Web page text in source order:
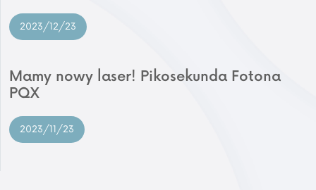
2023/12/23
Mamy nowy laser! Pikosekunda Fotona
PQX
2023/11/23